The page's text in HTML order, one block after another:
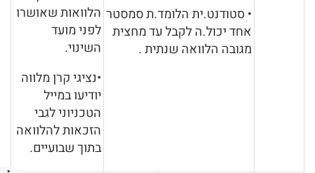
• סטודנט.ית הלומד.ת סמסטר
אחד יכול.ה לקבל עד מחצית
מגובה הלוואה שנתית .
הלוואות שאושרו
לפני מועד
השינוי.
•נציגי קרן מלווה
יודיעו במייל
הטכניוני לגבי
הזכאות להלוואה
בתוך שבועיים.